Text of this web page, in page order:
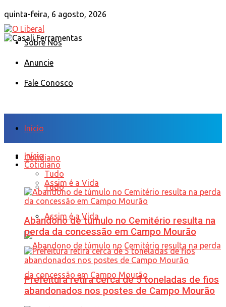
quinta-feira, 6 agosto, 2026
Sobre Nós
Anuncie
Fale Conosco
Início
Cotidiano
Tudo
Assim é a Vida
Início
Cotidiano
Tudo
Assim é a Vida
Abandono de túmulo no Cemitério resulta na
perda da concessão em Campo Mourão
Prefeitura retira cerca de 5 toneladas de fios
abandonados nos postes de Campo Mourão